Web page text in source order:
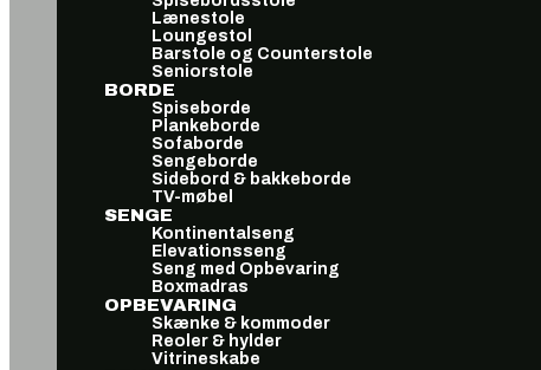
Lænestole
Loungestol
Barstole og Counterstole
Seniorstole
BORDE
Spiseborde
Plankeborde
Sofaborde
Sengeborde
Sidebord & bakkeborde
TV-møbel
SENGE
Kontinentalseng
Elevationsseng
Seng med Opbevaring
Boxmadras
OPBEVARING
Skænke & kommoder
Reoler & hylder
Vitrineskabe